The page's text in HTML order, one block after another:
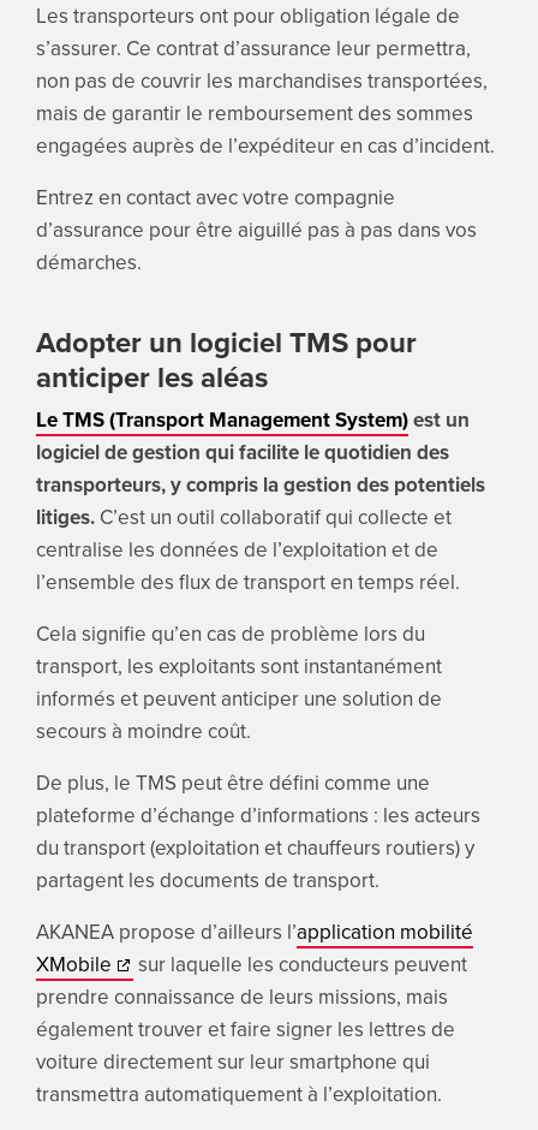
Les transporteurs ont pour obligation légale de
s’assurer. Ce contrat d’assurance leur permettra,
non pas de couvrir les marchandises transportées,
mais de garantir le remboursement des sommes
engagées auprès de l’expéditeur en cas d’incident.
Entrez en contact avec votre compagnie
d’assurance pour être aiguillé pas à pas dans vos
démarches.
Adopter un logiciel TMS pour
anticiper les aléas
Le TMS (Transport Management System)est un
logiciel de gestion qui facilite le quotidien des
transporteurs, y compris la gestion des potentiels
litiges.C’est un outil collaboratif qui collecte et
centralise les données de l’exploitation et de
l’ensemble des flux de transport en temps réel.
Cela signifie qu’en cas de problème lors du
transport, les exploitants sont instantanément
informés et peuvent anticiper une solution de
secours à moindre coût.
De plus, le TMS peut être défini comme une
plateforme d’échange d’informations : les acteurs
du transport (exploitation et chauffeurs routiers) y
partagent les documents de transport.
AKANEA propose d’ailleurs l’application mobilité
XMobile
sur laquelle les conducteurs peuvent
prendre connaissance de leurs missions, mais
également trouver et faire signer les lettres de
voiture directement sur leur smartphone qui
transmettra automatiquement à l’exploitation.